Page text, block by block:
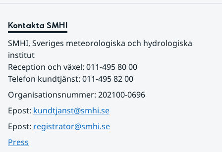
Kontakta SMHI
SMHI, Sveriges meteorologiska och hydrologiska
institut
Reception och växel: 011-495 80 00
Telefon kundtjänst: 011-495 82 00
Organisationsnummer: 202100-0696
Epost: kundtjanst@smhi.se
Epost: registrator@smhi.se
Press